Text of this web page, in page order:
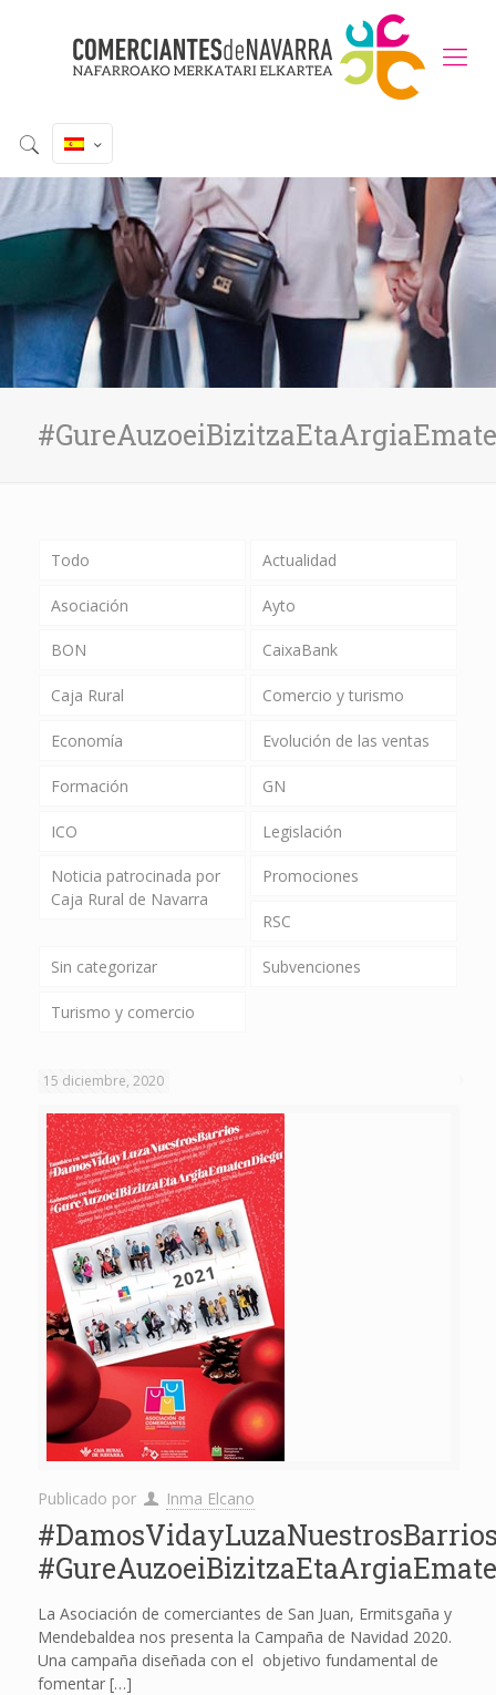
Todo Actualidad
Asociación Ayto
BON CaixaBank
Caja Rural Comercio y turismo
Economía Evolución de las ventas
Formación GN
ICO Legislación
Noticia patrocinada por
Caja Rural de Navarra
Promociones
RSC
Sin categorizar Subvenciones
Turismo y comercio
15 diciembre, 2020
Publicado por Inma Elcano
La Asociación de comerciantes de San Juan, Ermitsgaña y
Mendebaldea nos presenta la Campaña de Navidad 2020.
Una campaña diseñada con el objetivo fundamental de
fomentar[…]